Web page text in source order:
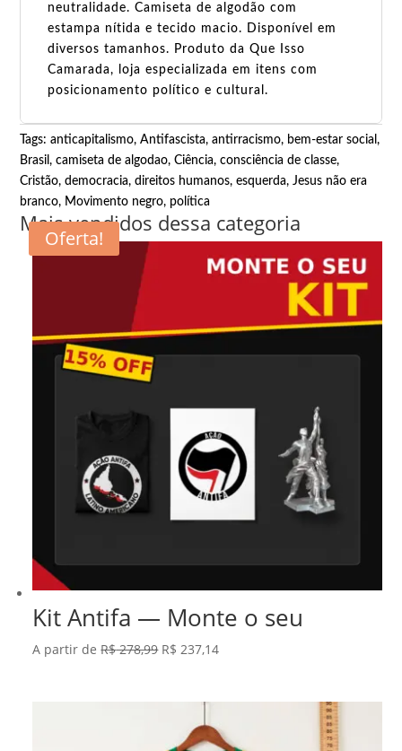
neutralidade. Camiseta de algodão com
estampa nítida e tecido macio. Disponível em
diversos tamanhos. Produto da Que Isso
Camarada, loja especializada em itens com
posicionamento político e cultural.
Tags:anticapitalismo,Antifascista,antirracismo, bem-estar social,
Brasil,camiseta de algodao,Ciência,consciência de classe,
Cristão,democracia,direitos humanos,esquerda, Jesus não era
branco, Movimento negro, política
Mais vendidos dessa categoria
Oferta!
Kit Antifa — Monte o seu
A partir deR$278,99 O
R$ 278,99.
R$ 237,14O
R$ 237,14.